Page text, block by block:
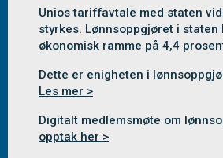
Unios tariffavtale med staten
styrkes. Lønnsoppgjøret i staten
økonomisk ramme på 4,4
Dette er enigheten i
Les mer >
Digitalt medlemsmøte om
opptak her >